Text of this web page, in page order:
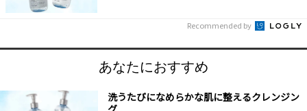
Recommended by
あなたにおすすめ
洗うたびになめらかな肌に整えるクレンジン